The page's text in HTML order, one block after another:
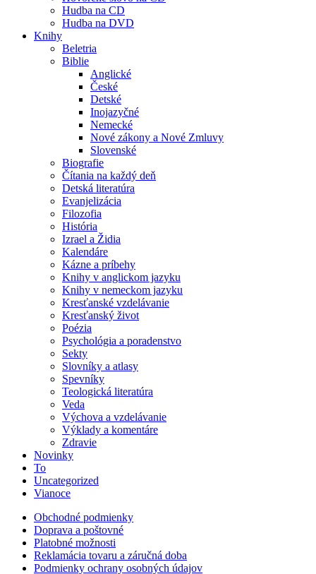
Hudba na CD
Hudba na DVD
Knihy
Beletria
Biblie
Anglické
České
Detské
Inojazyčné
Nemecké
Nové zákony a Nové Zmluvy
Slovenské
Biografie
Čítania na každý deň
Detská literatúra
Evanjelizácia
Filozofia
História
Izrael a Židia
Kalendáre
Kázne a príbehy
Knihy v anglickom jazyku
Knihy v nemeckom jazyku
Kresťanské vzdelávanie
Kresťanský život
Poézia
Psychológia a poradenstvo
Sekty
Slovníky a atlasy
Spevníky
Teologická literatúra
Veda
Výchova a vzdelávanie
Výklady a komentáre
Zdravie
Novinky
To
Uncategorized
Vianoce
Obchodné podmienky
Doprava a poštovné
Platobné možnosti
Reklamácia tovaru a záručná doba
Podmienky ochrany osobných údajov